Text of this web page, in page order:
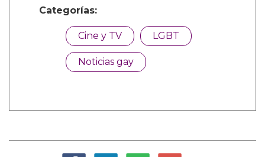
Categorías:
Cine y TV LGBT
Noticias gay